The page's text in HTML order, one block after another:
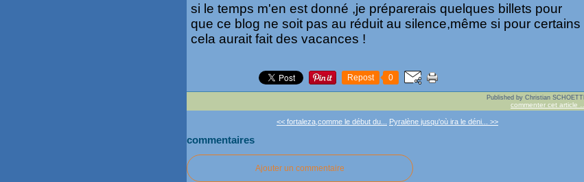
si le temps m'en est donné ,je préparerais quelques billets pour
que ce blog ne soit pas au réduit au silence,même si pour certains
cela aurait fait des vacances !
Repost 0
Published by Christian SCHOETTL
commenter cet article
<< fortaleza,comme le début du... Pyralène jusqu'où ira le déni... >>
commentaires
Ajouter un commentaire